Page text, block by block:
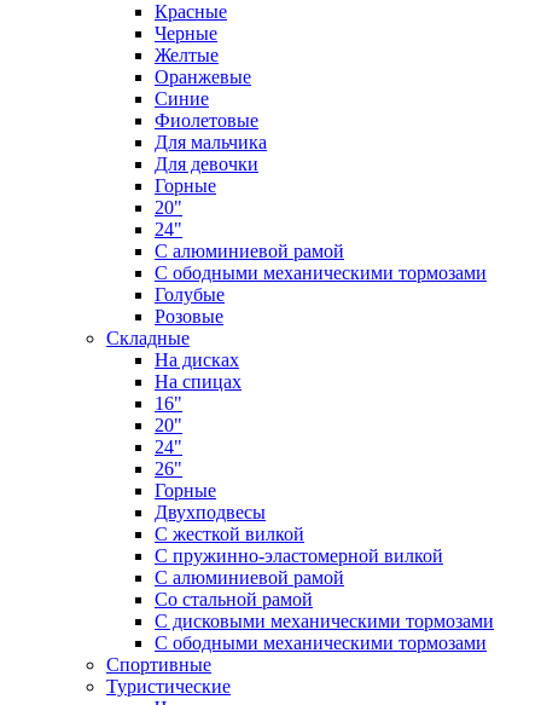
Красные
Черные
Желтые
Оранжевые
Синие
Фиолетовые
Для мальчика
Для девочки
Горные
20"
24"
С алюминиевой рамой
С ободными механическими тормозами
Голубые
Розовые
Складные
На дисках
На спицах
16"
20"
24"
26"
Горные
Двухподвесы
С жесткой вилкой
С пружинно-эластомерной вилкой
С алюминиевой рамой
Со стальной рамой
С дисковыми механическими тормозами
С ободными механическими тормозами
Спортивные
Туристические